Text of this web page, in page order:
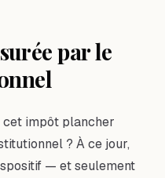
par le
cet impôt plancher
? À ce jour,
— et seulement